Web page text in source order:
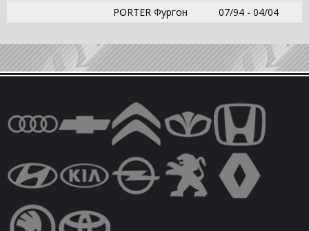
PORTER Фургон
07/94 - 04/04